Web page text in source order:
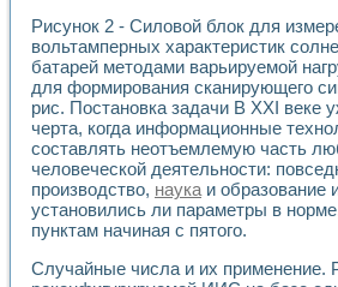
Использование виртуальных
Использование программ
Лабораторный практикум по
Лабораторный практикум по
Лабораторный практикум по
Опыт использования NI
Применение LabVIEW для
Создание виртуальной
Обратный маятник
Устройство для изучения
Лабораторный практикум:
Стенд для исследования
Рисунок 2 - Силовой блок для
вольтамперных характеристик
батарей методами варьируемой
для формирования сканирующего
рис. Постановка задачи В XXI веке
черта, когда информационные
составлять неотъемлемую часть
человеческой деятельности:
производство, наукаи образование
установились ли параметры в
пунктам начиная с пятого.
Случайные числа и их применение.